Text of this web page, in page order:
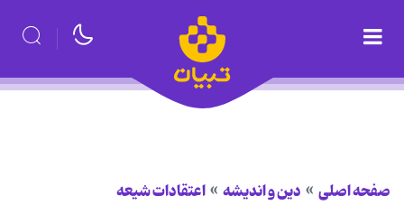
صفحه اصلی دین و اندیشه اعتقادات شیعه